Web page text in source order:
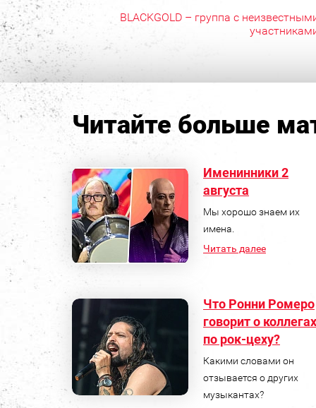
BLACKGOLD – группа с
Читайте больше
Именинники 2
августа
Мы хорошо знаем их
имена.
Читать далее
Что Ронни Ромеро
говорит о коллегах
по рок-цеху?
Какими словами он
отзывается о других
музыкантах?